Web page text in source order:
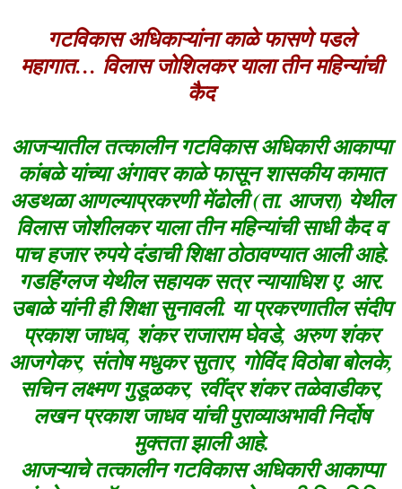
गटविकास अधिकाऱ्यांना काळे फासणे पडले
महागात… विलास जोशिलकर याला तीन महिन्यांची
कैद
आजऱ्यातील तत्कालीन गटविकास अधिकारी आकाप्पा
कांबळे यांच्या अंगावर काळे फासून शासकीय कामात
अडथळा आणल्याप्रकरणी मेंढोली (ता. आजरा) येथील
विलास जोशीलकर याला तीन महिन्यांची साधी कैद व
पाच हजार रुपये दंडाची शिक्षा ठोठावण्यात आली आहे.
गडहिंग्लज येथील सहायक सत्र न्यायाधिश ए. आर.
उबाळे यांनी ही शिक्षा सुनावली. या प्रकरणातील संदीप
प्रकाश जाधव, शंकर राजाराम घेवडे, अरुण शंकर
आजगेकर, संतोष मधुकर सुतार, गोविंद विठोबा बोलके,
सचिन लक्ष्मण गुडूळकर, रवींद्र शंकर तळेवाडीकर,
लखन प्रकाश जाधव यांची पुराव्याअभावी निर्दोष
मुक्तता झाली आहे.
आजऱ्याचे तत्कालीन गटविकास अधिकारी आकाप्पा